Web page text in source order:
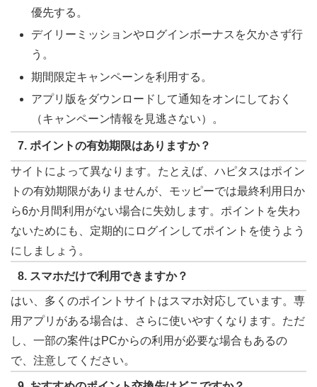
優先する。
デイリーミッションやログインボーナスを欠かさず行
う。
期間限定キャンペーンを利用する。
アプリ版をダウンロードして通知をオンにしておく
（キャンペーン情報を見逃さない）。
7. ポイントの有効期限はありますか？
サイトによって異なります。たとえば、ハピタスはポイン
トの有効期限がありませんが、モッピーでは最終利用日か
ら6か月間利用がない場合に失効します。ポイントを失わ
ないためにも、定期的にログインしてポイントを使うよう
にしましょう。
8. スマホだけで利用できますか？
はい、多くのポイントサイトはスマホ対応しています。専
用アプリがある場合は、さらに使いやすくなります。ただ
し、一部の案件はPCからの利用が必要な場合もあるの
で、注意してください。